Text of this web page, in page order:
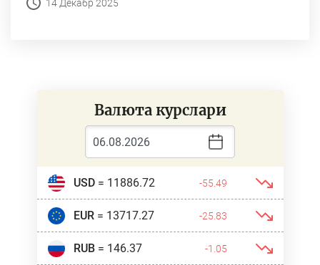
14 Декабр 2025
Валюта курслари
USD= 11886.72 -55.49
EUR= 13717.27 -25.83
RUB= 146.37 -1.05